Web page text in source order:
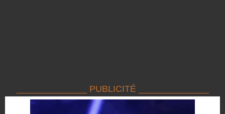
______________ PUBLICITÉ ______________